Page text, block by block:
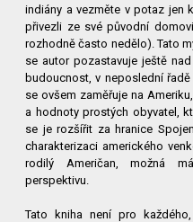
indiány a vezměte v potaz jen
přivezli ze své původní
rozhodně často nedělo). Tato
se autor pozastavuje ještě
budoucnost, v neposlední řadě
se ovšem zaměřuje na
a hodnoty prostých obyvatel,
se je rozšířit za hranice
charakterizaci amerického
rodilý Američan, možná
perspektivu.
Tato kniha není pro